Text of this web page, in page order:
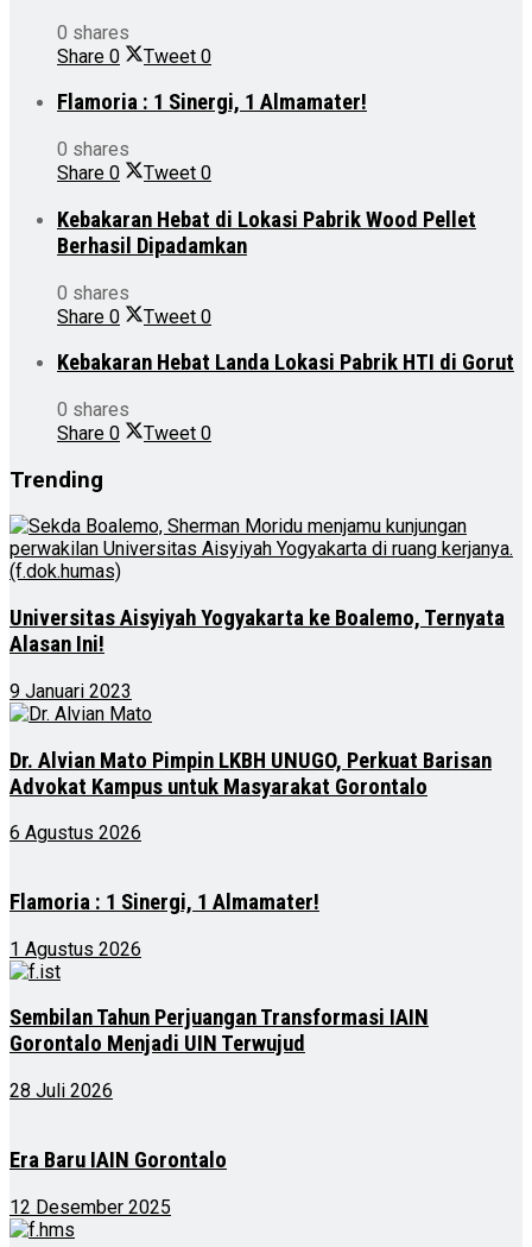
0 shares
Share 0 Tweet 0
Flamoria : 1 Sinergi, 1 Almamater!
0 shares
Share 0 Tweet 0
Kebakaran Hebat di Lokasi Pabrik Wood Pellet
Berhasil Dipadamkan
0 shares
Share 0 Tweet 0
Kebakaran Hebat Landa Lokasi Pabrik HTI di Gorut
0 shares
Share 0 Tweet 0
Trending
Universitas Aisyiyah Yogyakarta ke Boalemo, Ternyata
Alasan Ini!
9 Januari 2023
Dr. Alvian Mato Pimpin LKBH UNUGO, Perkuat Barisan
Advokat Kampus untuk Masyarakat Gorontalo
6 Agustus 2026
Flamoria : 1 Sinergi, 1 Almamater!
1 Agustus 2026
Sembilan Tahun Perjuangan Transformasi IAIN
Gorontalo Menjadi UIN Terwujud
28 Juli 2026
Era Baru IAIN Gorontalo
12 Desember 2025